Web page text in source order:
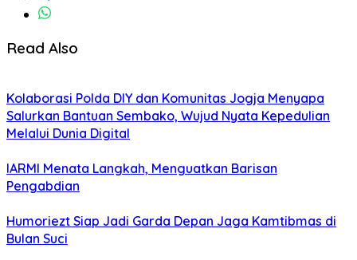
Read Also
Kolaborasi Polda DIY dan Komunitas Jogja Menyapa
Salurkan Bantuan Sembako, Wujud Nyata Kepedulian
Melalui Dunia Digital
IARMI Menata Langkah, Menguatkan Barisan
Pengabdian
Humoriezt Siap Jadi Garda Depan Jaga Kamtibmas di
Bulan Suci